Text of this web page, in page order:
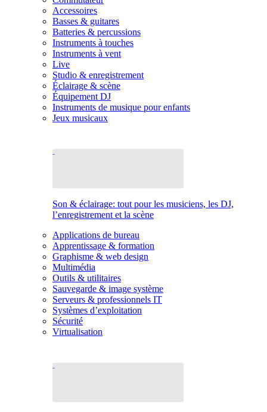
Accessoires
Basses & guitares
Batteries & percussions
Instruments à touches
Instruments à vent
Live
Studio & enregistrement
Éclairage & scène
Équipement DJ
Instruments de musique pour enfants
Jeux musicaux
Son & éclairage: tout pour les musiciens, les DJ,
l’enregistrement et la scène
Applications de bureau
Apprentissage & formation
Graphisme & web design
Multimédia
Outils & utilitaires
Sauvegarde & image système
Serveurs & professionnels IT
Systèmes d’exploitation
Sécurité
Virtualisation